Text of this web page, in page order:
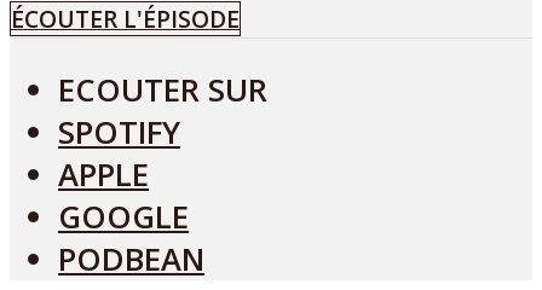
ÉCOUTER L'ÉPISODE
ECOUTER SUR
SPOTIFY
APPLE
GOOGLE
PODBEAN